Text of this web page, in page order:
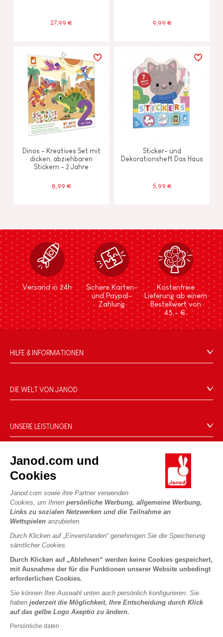
Janod.com und
Cookies
Janod.com sowie ihre Partner verwenden
Cookies, um Ihnen persönliche Werbung, allgemeine Werbung,
Links zu sozialen Netzwerken und die Teilnahme an
Wettspielen anzubieten.
Durch Klicken auf „Einverstanden“ genehmigen Sie die Speicherung
sämtlicher Cookies.
Durch Klicken auf „Ablehnen“ werden keine Cookies gespeichert,
mit Ausnahme der für die Funktionen unserer Website unbedingt
erforderlichen Cookies.
Sie können Ihre Auswahl unten auch persönlich konfigurieren. Sie
haben jederzeit die Möglichkeit, Ihre Entscheidung durch Klick
auf das gelbe Logo Axeptio zu ändern.
Persönliche daten
27,99 € 9,99 €
Dinos - Kreatives Set mit
dicken, abziehbaren
Stickern - 2 Jahre
8,99 €
Sticker- und
Dekorationsheft Das Haus
5,99 €
Versand in 24h
Sichere Karten-
und Paypal-
Zahlung
Kostenfreie
Lieferung ab einem
Bestellwert von
45,- €.
HILFE & INFORMATIONEN
FAQ
Kontakt
Produktrückruf
Cookies
Bedingungen für Angebote
Nutzungsbedingungen #YesJanod
DIE WELT VON JANOD
Unsere Expertise
CSR-Verpflichtungen
UNSERE LEISTUNGEN
Sicheres Bezahlen
Lieferbedingungen
Videos
Spielregeln und Anleitungen
Lose Stücke
Kinderaktivitäten zum Download
PROFESSIONAL
Pressekontakte
FOLGEN SIE UNS
Copyright © 2026 Janod - Alle Rechte vorbehalten -Rechtliche
Hinweise